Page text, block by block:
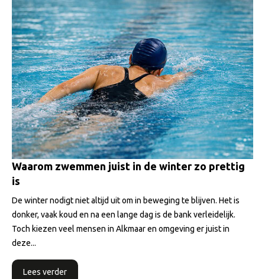
Waarom zwemmen juist in de winter zo prettig
is
De winter nodigt niet altijd uit om in beweging te blijven. Het is
donker, vaak koud en na een lange dag is de bank verleidelijk.
Toch kiezen veel mensen in Alkmaar en omgeving er juist in
deze...
Lees verder